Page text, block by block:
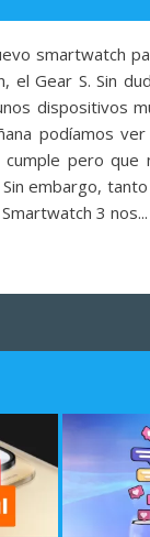
smartwatch
el Gear S. Sin
dispositivos
podíamos ver
cumple pero que
embargo, tanto
3 nos...